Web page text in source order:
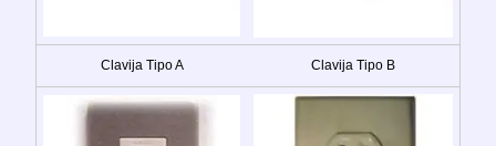
Clavija Tipo A Clavija Tipo B